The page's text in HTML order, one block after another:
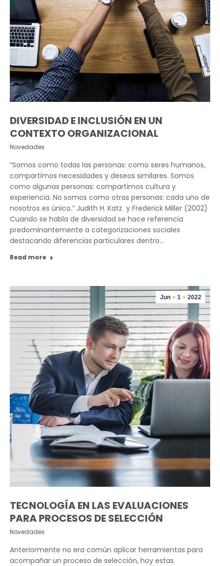
DIVERSIDAD E INCLUSIÓN EN UN
CONTEXTO ORGANIZACIONAL
Novedades
“Somos como todas las personas: como seres humanos,
compartimos necesidades y deseos similares. Somos
como algunas personas: compartimos cultura y
experiencia. No somos como otras personas: cada uno de
nosotros es único.” Judith H. Katz y Frederick Miller (2002)
Cuando se habla de diversidad se hace referencia
predominantemente a categorizaciones sociales
destacando diferencias particulares dentro…
Read more
Jun 1 2022
TECNOLOGÍA EN LAS EVALUACIONES
PARA PROCESOS DE SELECCIÓN
Novedades
Anteriormente no era común aplicar herramientas para
acompañar un proceso de selección, hoy estas